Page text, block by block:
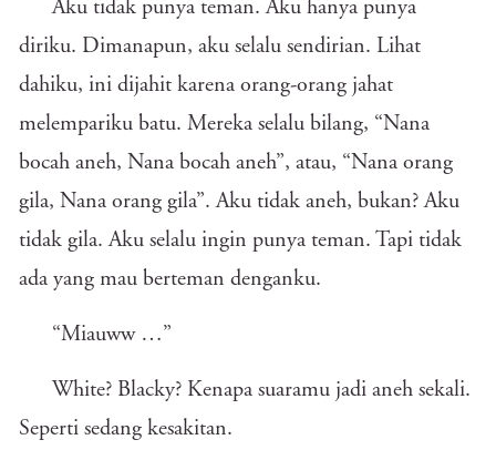
Aku tidak punya teman. Aku hanya punya
diriku. Dimanapun, aku selalu sendirian. Lihat
dahiku, ini dijahit karena orang-orang jahat
melempariku batu. Mereka selalu bilang, “Nana
bocah aneh, Nana bocah aneh”, atau, “Nana orang
gila, Nana orang gila”. Aku tidak aneh, bukan? Aku
tidak gila. Aku selalu ingin punya teman. Tapi tidak
ada yang mau berteman denganku.
“Miauww …”
White? Blacky? Kenapa suaramu jadi aneh sekali.
Seperti sedang kesakitan.